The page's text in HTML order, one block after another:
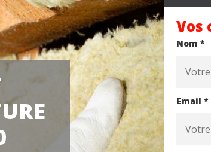
Vos
Nom *
Email *